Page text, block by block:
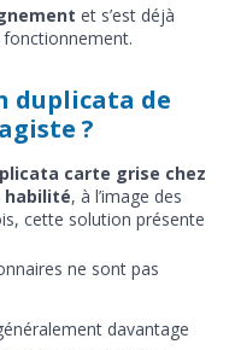
et s’est déjà
duplicata de
?
carte grise chez
habilité, à l’image des
cette solution présente
ne sont pas
davantage